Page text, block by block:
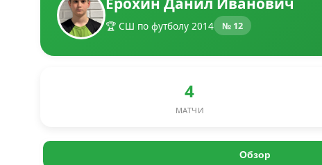
🏆 СШ по футболу 2014 № 12
4
МАТЧИ
Обзор